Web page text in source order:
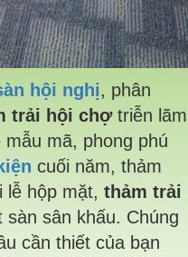
hội nghị, phân
trải hội chợtriễn lãm
mã, phong phú
cuối năm, thảm
lễ hộp mặt, thảm trải
sàn sân khấu. Chúng
cần thiết của bạn